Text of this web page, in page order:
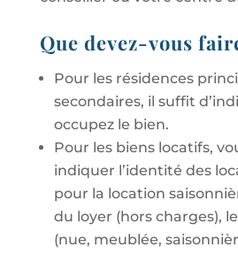
Que devez-vous
Pour les résidences
secondaires, il suffit
occupez le bien.
Pour les biens locatifs,
indiquer l’identité des
pour la location
du loyer (hors charges),
(nue, meublée,